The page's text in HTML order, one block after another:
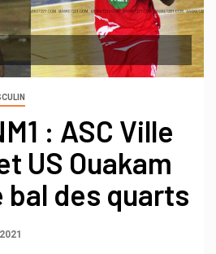
: ASC Ville
US Ouakam
bal des quarts